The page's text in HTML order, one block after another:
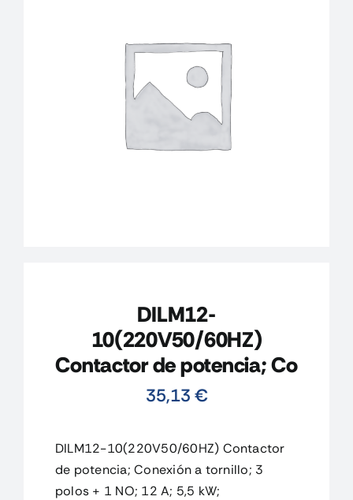
DILM12-
10(220V50/60HZ)
Contactor de potencia; Co
35,13 €
DILM12-10(220V50/60HZ) Contactor
de potencia; Conexión a tornillo; 3
polos + 1 NO; 12 A; 5,5 kW;